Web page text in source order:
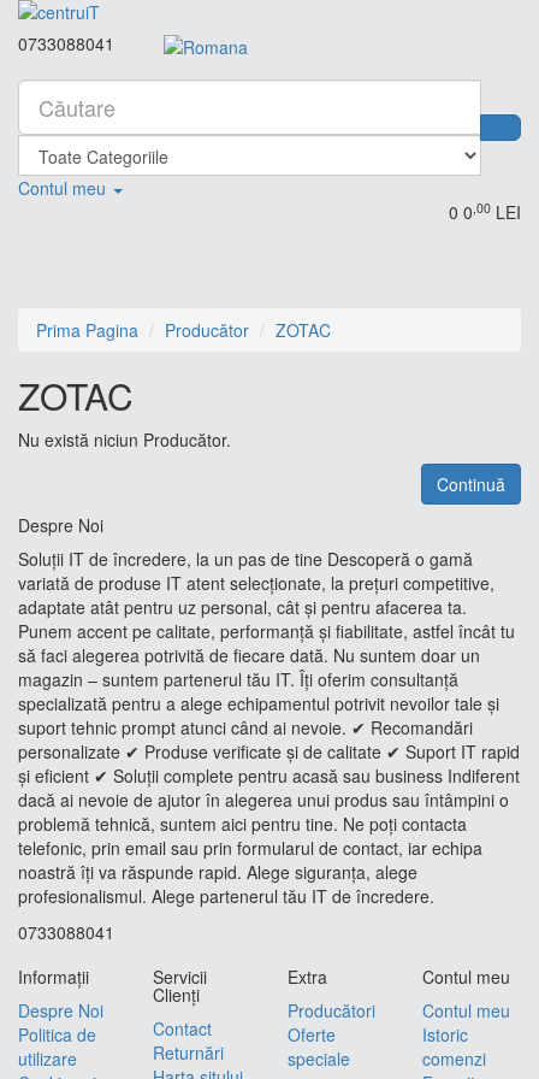
0733088041
Contul meu
0 0,00 LEI
Prima Pagina Producător ZOTAC
ZOTAC
Nu există niciun Producător.
Continuă
Despre Noi
Soluții IT de încredere, la un pas de tine Descoperă o gamă
variată de produse IT atent selecționate, la prețuri competitive,
adaptate atât pentru uz personal, cât și pentru afacerea ta.
Punem accent pe calitate, performanță și fiabilitate, astfel încât tu
să faci alegerea potrivită de fiecare dată. Nu suntem doar un
magazin – suntem partenerul tău IT. Îți oferim consultanță
specializată pentru a alege echipamentul potrivit nevoilor tale și
suport tehnic prompt atunci când ai nevoie. ✔ Recomandări
personalizate ✔ Produse verificate și de calitate ✔ Suport IT rapid
și eficient ✔ Soluții complete pentru acasă sau business Indiferent
dacă ai nevoie de ajutor în alegerea unui produs sau întâmpini o
problemă tehnică, suntem aici pentru tine. Ne poți contacta
telefonic, prin email sau prin formularul de contact, iar echipa
noastră îți va răspunde rapid. Alege siguranța, alege
profesionalismul. Alege partenerul tău IT de încredere.
0733088041
Informaţii
Despre Noi
Politica de
utilizare
Servicii
Clienţi
Contact
Returnări
Extra
Producători
Oferte
speciale
Contul meu
Contul meu
Istoric
comenzi